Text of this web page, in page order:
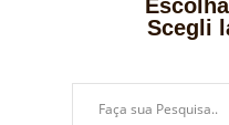
Scegli